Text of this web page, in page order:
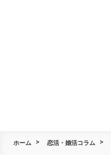
ホーム 恋活・婚活コラム